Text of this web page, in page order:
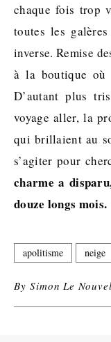
chaque fois trop
toutes les
inverse. Remise
à la boutique où
D’autant plus
voyage aller, la
qui brillaient au
s’agiter pour
charme a
douze longs mois.
apolitisme neige
BySimon Le Nouvel